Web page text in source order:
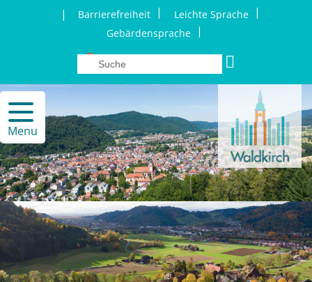
| Barrierefreiheit | Leichte Sprache |
Gebärdensprache |
Menu